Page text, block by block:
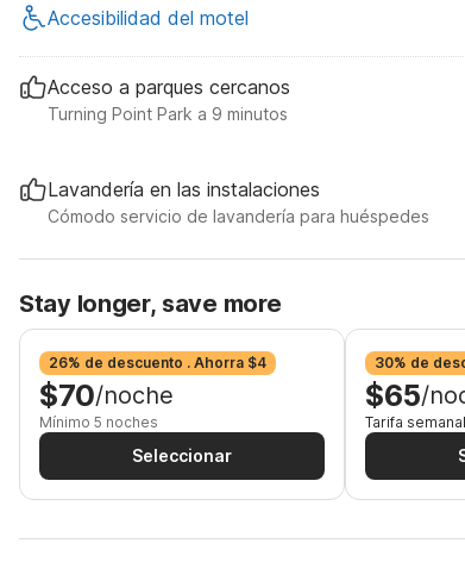
Accesibilidad del motel
Acceso a parques cercanos
Turning Point Park a 9 minutos
Lavandería en las instalaciones
Cómodo servicio de lavandería para huéspedes
Stay longer, save more
26% de descuento . Ahorra $4
$70/noche
Mínimo 5 noches
Seleccionar
30% de
$65/
Tarifa semanal